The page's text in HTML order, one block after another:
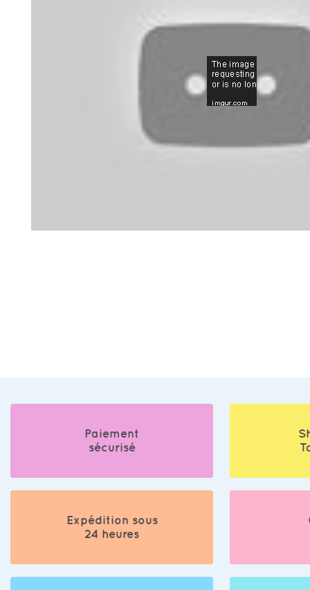
Paiement
sécurisé
Expédition sous
24 heures